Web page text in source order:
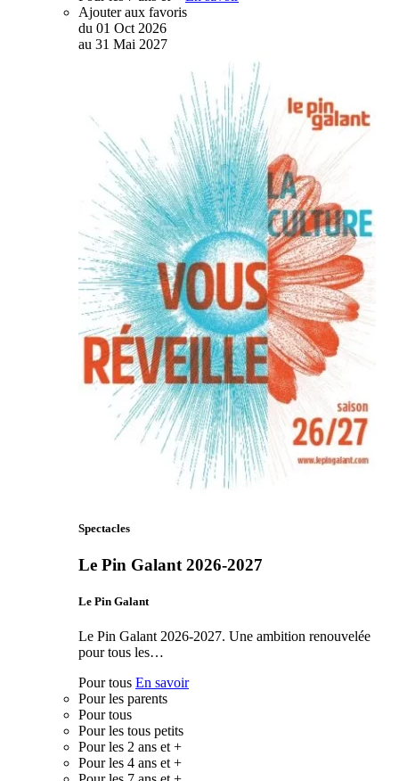
Ajouter aux favoris
du 01 Oct 2026
au 31 Mai 2027
Spectacles
Le Pin Galant 2026-2027
Le Pin Galant
Le Pin Galant 2026-2027. Une ambition renouvelée
pour tous les…
Pour tous En savoir
Pour les parents
Pour tous
Pour les tous petits
Pour les 2 ans et +
Pour les 4 ans et +